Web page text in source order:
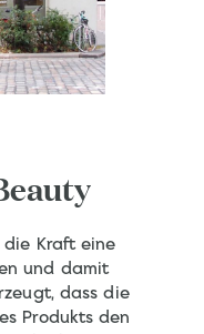
die Kraft eine
und damit
dass die
Produkts den